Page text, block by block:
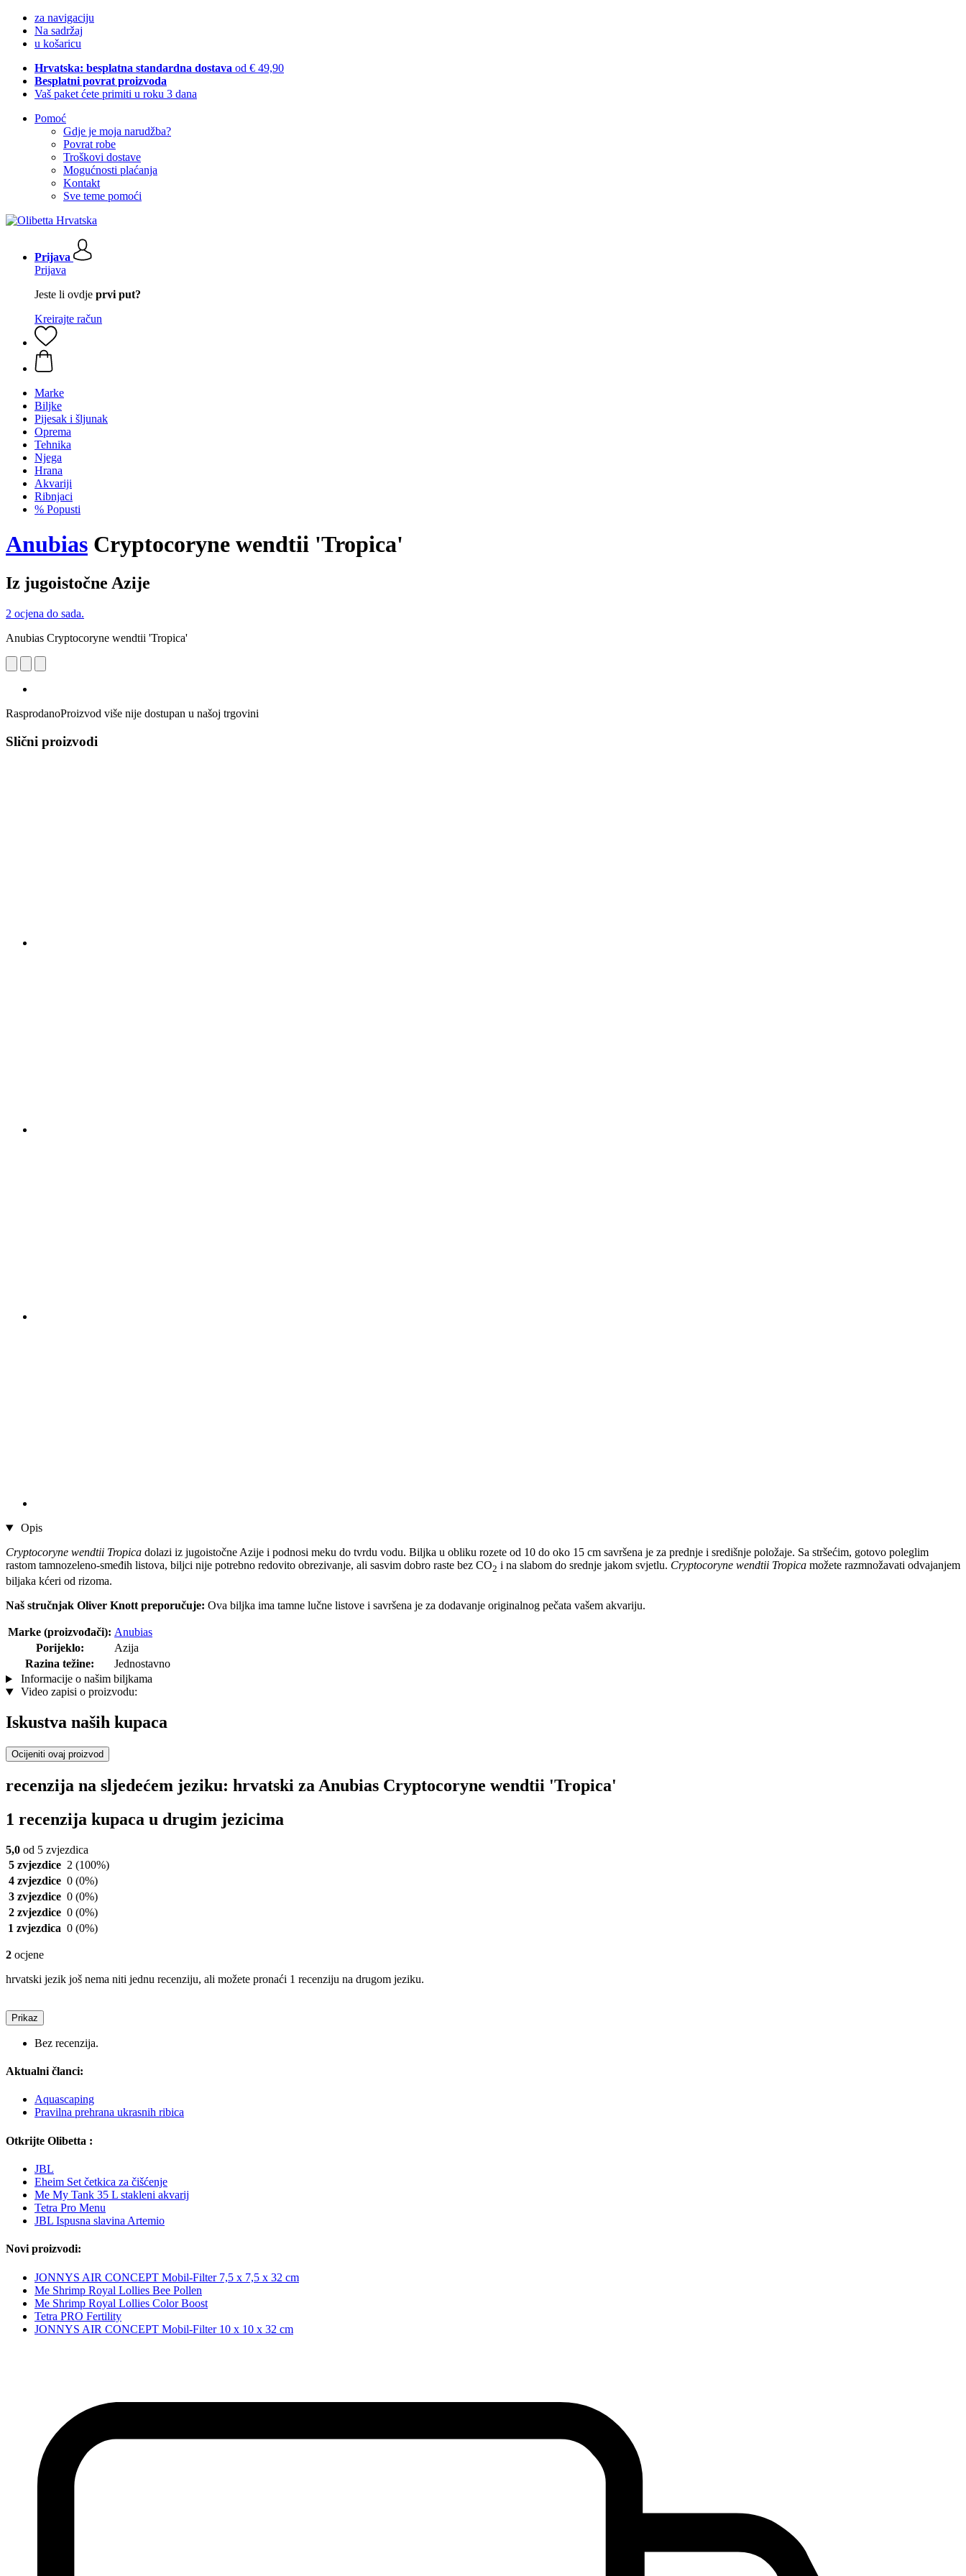
za navigaciju
Na sadržaj
u košaricu
Hrvatska: besplatna standardna dostava od € 49,90
Besplatni povrat proizvoda
Vaš paket ćete primiti u roku 3 dana
Pomoć
Gdje je moja narudžba?
Povrat robe
Troškovi dostave
Mogućnosti plaćanja
Kontakt
Sve teme pomoći
Prijava
Prijava
Jeste li ovdje prvi put?
Kreirajte račun
Marke
Biljke
Pijesak i šljunak
Oprema
Tehnika
Njega
Hrana
Akvariji
Ribnjaci
% Popusti
Anubias Cryptocoryne wendtii 'Tropica'
Iz jugoistočne Azije
2 ocjena do sada.
Anubias Cryptocoryne wendtii 'Tropica'
RasprodanoProizvod više nije dostupan u našoj trgovini
Slični proizvodi
Opis
Cryptocoryne wendtii Tropica dolazi iz jugoistočne Azije i podnosi meku do tvrdu vodu. Biljka u obliku rozete od 10 do oko 15 cm savršena je za prednje i središnje položaje. Sa stršećim, gotovo poleglim
rastom tamnozeleno-smeđih listova, biljci nije potrebno redovito obrezivanje, ali sasvim dobro raste bez CO2 i na slabom do srednje jakom svjetlu. Cryptocoryne wendtii Tropica možete razmnožavati odvajanjem
biljaka kćeri od rizoma.
Naš stručnjak Oliver Knott preporučuje: Ova biljka ima tamne lučne listove i savršena je za dodavanje originalnog pečata vašem akvariju.
Marke (proizvođači): Anubias
Porijeklo:
Azija
Razina težine:
Jednostavno
Informacije o našim biljkama
Video zapisi o proizvodu:
Iskustva naših kupaca
Ocijeniti ovaj proizvod
recenzija na sljedećem jeziku: hrvatski za Anubias Cryptocoryne wendtii 'Tropica'
1 recenzija kupaca u drugim jezicima
5,0 od 5 zvjezdica
5 zvjezdice 2 (100%)
4 zvjezdice 0 (0%)
3 zvjezdice 0 (0%)
2 zvjezdice 0 (0%)
1 zvjezdica 0 (0%)
2 ocjene
hrvatski jezik još nema niti jednu recenziju, ali možete pronaći 1 recenziju na drugom jeziku.
Prikaz
Bez recenzija.
Aktualni članci:
Aquascaping
Pravilna prehrana ukrasnih ribica
Otkrijte Olibetta :
JBL
Eheim Set četkica za čišćenje
Me My Tank 35 L stakleni akvarij
Tetra Pro Menu
JBL Ispusna slavina Artemio
Novi proizvodi:
JONNYS AIR CONCEPT Mobil-Filter 7,5 x 7,5 x 32 cm
Me Shrimp Royal Lollies Bee Pollen
Me Shrimp Royal Lollies Color Boost
Tetra PRO Fertility
JONNYS AIR CONCEPT Mobil-Filter 10 x 10 x 32 cm